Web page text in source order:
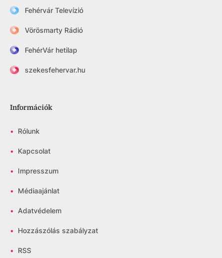
Fehérvár Televízió
Vörösmarty Rádió
FehérVár hetilap
szekesfehervar.hu
Információk
• Rólunk
• Kapcsolat
• Impresszum
• Médiaajánlat
• Adatvédelem
• Hozzászólás szabályzat
• RSS